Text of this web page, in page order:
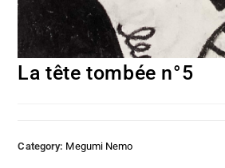
La tête tombée n°5
Category: Megumi Nemo